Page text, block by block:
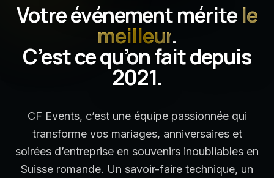
Votre événement méritele
meilleur.
C’est ce qu’on fait depuis
2021.
CF Events, c’est une équipe passionnée qui
transforme vos mariages, anniversaires et
soirées d’entreprise en souvenirs inoubliables en
Suisse romande. Un savoir-faire technique, un